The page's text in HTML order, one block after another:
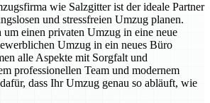
wie Salzgitter ist der ideale Partner
und stressfreien Umzug planen.
um einen privaten Umzug in eine neue
Umzug in ein neues Büro
alle Aspekte mit Sorgfalt und
professionellen Team und modernem
dass Ihr Umzug genau so abläuft, wie